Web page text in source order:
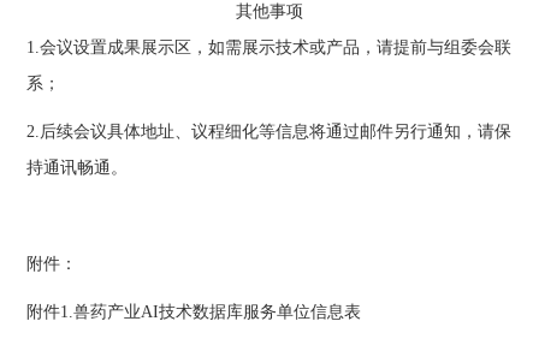
其他事项
1.会议设置成果展示区，如需展示技术或产品，请提前与组委会联
系；
2.后续会议具体地址、议程细化等信息将通过邮件另行通知，请保
持通讯畅通。
附件：
附件1.兽药产业AI技术数据库服务单位信息表